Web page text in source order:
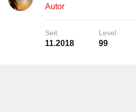
Autor
Seit
11.2018
Level
99